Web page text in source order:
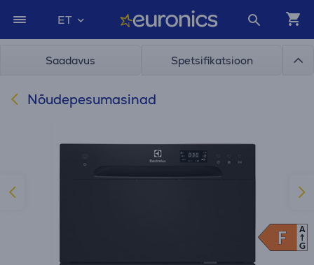
ET
Saadavus Spetsifikatsioon
Nõudepesumasinad
F
F
A
G